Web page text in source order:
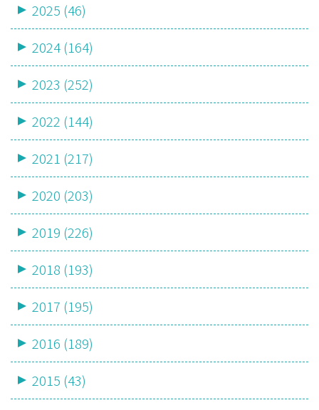
2025 (46)
2024 (164)
2023 (252)
2022 (144)
2021 (217)
2020 (203)
2019 (226)
2018 (193)
2017 (195)
2016 (189)
2015 (43)